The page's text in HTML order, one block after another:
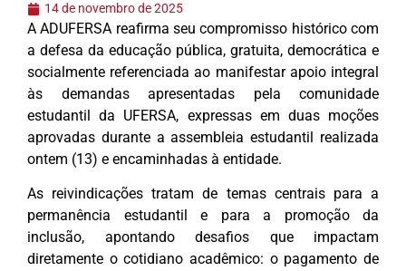
14 de novembro de 2025
A ADUFERSA reafirma seu compromisso histórico com
a defesa da educação pública, gratuita, democrática e
socialmente referenciada ao manifestar apoio integral
às demandas apresentadas pela comunidade
estudantil da UFERSA, expressas em duas moções
aprovadas durante a assembleia estudantil realizada
ontem (13) e encaminhadas à entidade.
As reivindicações tratam de temas centrais para a
permanência estudantil e para a promoção da
inclusão, apontando desafios que impactam
diretamente o cotidiano acadêmico: o pagamento de